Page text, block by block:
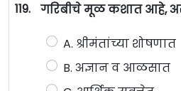
119. गरिबीचे मूळ कशात आहे,
A. श्रीमंतांच्या शोषणात
B. अज्ञान व आळसात